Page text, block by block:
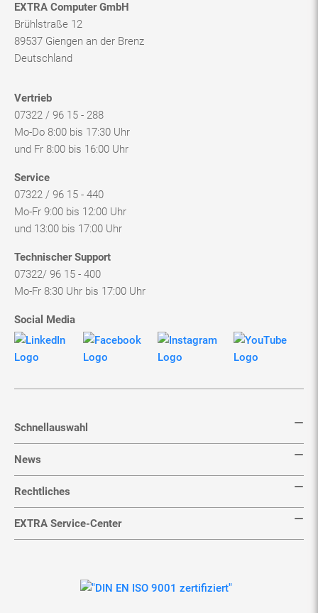
EXTRA Computer GmbH
Brühlstraße 12
89537 Giengen an der Brenz
Deutschland
Vertrieb
07322 / 96 15 - 288
Mo-Do 8:00 bis 17:30 Uhr
und Fr 8:00 bis 16:00 Uhr
Service
07322 / 96 15 - 440
Mo-Fr 9:00 bis 12:00 Uhr
und 13:00 bis 17:00 Uhr
Technischer Support
07322/ 96 15 - 400
Mo-Fr 8:30 Uhr bis 17:00 Uhr
Social Media
Schnellauswahl
News
Rechtliches
EXTRA Service-Center